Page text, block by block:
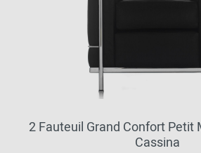
2 Fauteuil Grand Confort Petit
Cassina